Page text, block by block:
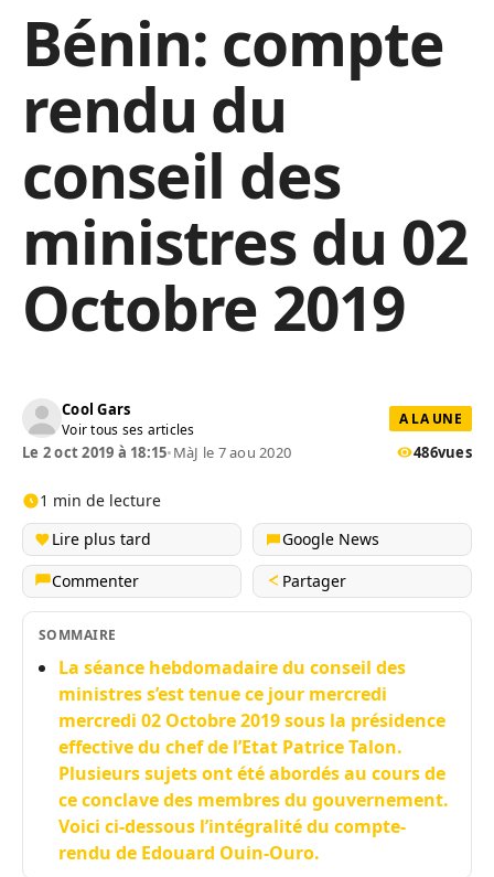
Bénin: compte
rendu du
conseil des
ministres du 02
Octobre 2019
Cool Gars
Voir tous ses articles
A LA UNE
Le 2 oct 2019 à 18:15•MàJ le 7 aou 2020 486vues
1 min de lecture
Lire plus tard
Google News
Commenter
Partager
SOMMAIRE
La séance hebdomadaire du conseil des
ministres s’est tenue ce jour mercredi
mercredi 02 Octobre 2019 sous la présidence
effective du chef de l’Etat Patrice Talon.
Plusieurs sujets ont été abordés au cours de
ce conclave des membres du gouvernement.
Voici ci-dessous l’intégralité du compte-
rendu de Edouard Ouin-Ouro.